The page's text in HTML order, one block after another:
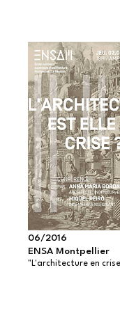
06/2016
ENSA Montpellier
"L'architecture en